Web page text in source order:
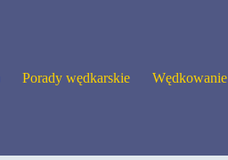
Porady wędkarskie Wędkowanie